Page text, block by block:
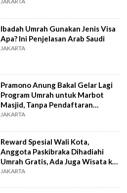
Ibadah Umrah Gunakan Jenis Visa
Apa? Ini Penjelasan Arab Saudi
JAKARTA
Pramono Anung Bakal Gelar Lagi
Program Umrah untuk Marbot
Masjid, Tanpa Pendaftaran
Terbuka
JAKARTA
Reward Spesial Wali Kota,
Anggota Paskibraka Dihadiahi
Umrah Gratis, Ada Juga Wisata ke
Yerusalem
JAKARTA